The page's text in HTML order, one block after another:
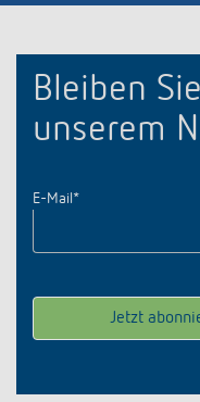
Bleiben
unserem
E-Mail